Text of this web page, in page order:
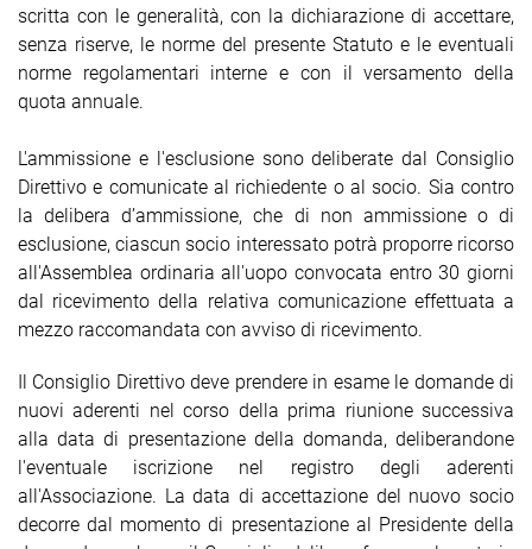
scritta con le generalità, con la dichiarazione di accettare,
senza riserve, le norme del presente Statuto e le eventuali
norme regolamentari interne e con il versamento della
quota annuale.
L'ammissione e l'esclusione sono deliberate dal Consiglio
Direttivo e comunicate al richiedente o al socio. Sia contro
la delibera d’ammissione, che di non ammissione o di
esclusione, ciascun socio interessato potrà proporre ricorso
all'Assemblea ordinaria all'uopo convocata entro 30 giorni
dal ricevimento della relativa comunicazione effettuata a
mezzo raccomandata con avviso di ricevimento.
Il Consiglio Direttivo deve prendere in esame le domande di
nuovi aderenti nel corso della prima riunione successiva
alla data di presentazione della domanda, deliberandone
l'eventuale iscrizione nel registro degli aderenti
all'Associazione. La data di accettazione del nuovo socio
decorre dal momento di presentazione al Presidente della